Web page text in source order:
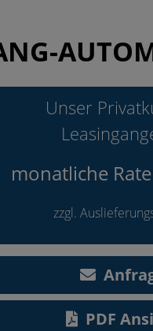
Unser
monatliche
zzgl.
PDF